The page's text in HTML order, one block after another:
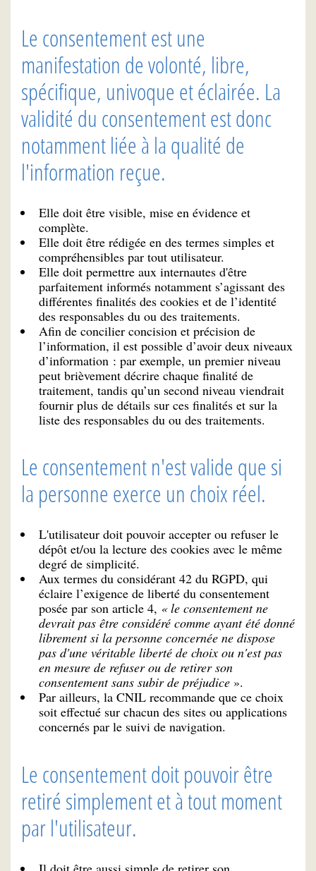
Le consentement est une
manifestation de volonté, libre,
spécifique, univoque et éclairée. La
validité du consentement est donc
notamment liée à la qualité de
l'information reçue.
Elle doit être visible, mise en évidence et
complète.
Elle doit être rédigée en des termes simples et
compréhensibles par tout utilisateur.
Elle doit permettre aux internautes d'être
parfaitement informés notamment s’agissant des
différentes finalités des cookies et de l’identité
des responsables du ou des traitements.
Afin de concilier concision et précision de
l’information, il est possible d’avoir deux niveaux
d’information : par exemple, un premier niveau
peut brièvement décrire chaque finalité de
traitement, tandis qu’un second niveau viendrait
fournir plus de détails sur ces finalités et sur la
liste des responsables du ou des traitements.
Le consentement n'est valide que si
la personne exerce un choix réel.
L'utilisateur doit pouvoir accepter ou refuser le
dépôt et/ou la lecture des cookies avec le même
degré de simplicité.
Aux termes du considérant 42 du RGPD, qui
éclaire l’exigence de liberté du consentement
posée par son article 4, « le consentement ne
devrait pas être considéré comme ayant été donné
librement si la personne concernée ne dispose
pas d'une véritable liberté de choix ou n'est pas
en mesure de refuser ou de retirer son
consentement sans subir de préjudice ».
Par ailleurs, la CNIL recommande que ce choix
soit effectué sur chacun des sites ou applications
concernés par le suivi de navigation.
Le consentement doit pouvoir être
retiré simplement et à tout moment
par l'utilisateur.